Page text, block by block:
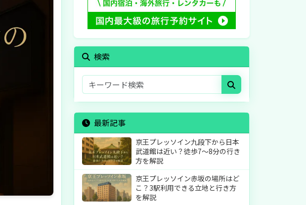
検索
最新記事
京王プレッソイン九段下から日本
武道館は近い？徒歩7〜8分の行き
方を解説
京王プレッソイン赤坂の場所はど
こ？3駅利用できる立地と行き方
を解説